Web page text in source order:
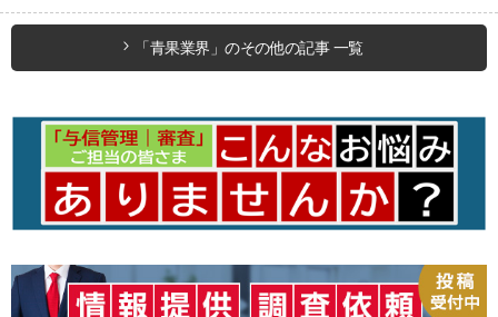
「青果業界」のその他の記事 一覧